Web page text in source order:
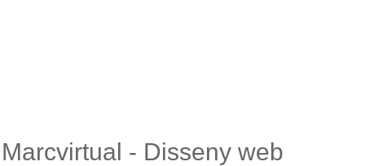
Marcvirtual - Disseny web